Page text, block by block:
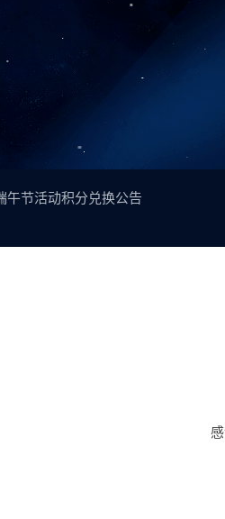
午节活动积分兑换公告